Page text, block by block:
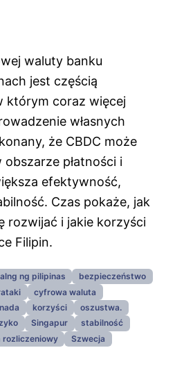
waluty banku
jest częścią
którym coraz więcej
własnych
że CBDC może
płatności i
efektywność,
Czas pokaże, jak
rozwijać i jakie korzyści
Filipin.
ng pilipinas
bezpieczeństwo
cyfrowa waluta
korzyści
oszustwa.
Singapur
stabilność
rozliczeniowy
Szwecja